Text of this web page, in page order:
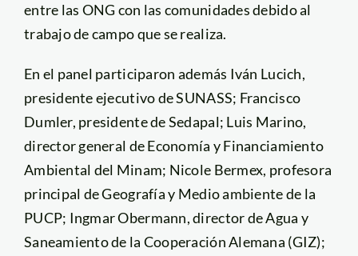
entre las ONG con las comunidades debido al
trabajo de campo que se realiza.
En el panel participaron además Iván Lucich,
presidente ejecutivo de SUNASS; Francisco
Dumler, presidente de Sedapal; Luis Marino,
director general de Economía y Financiamiento
Ambiental del Minam; Nicole Bermex, profesora
principal de Geografía y Medio ambiente de la
PUCP; Ingmar Obermann, director de Agua y
Saneamiento de la Cooperación Alemana (GIZ);